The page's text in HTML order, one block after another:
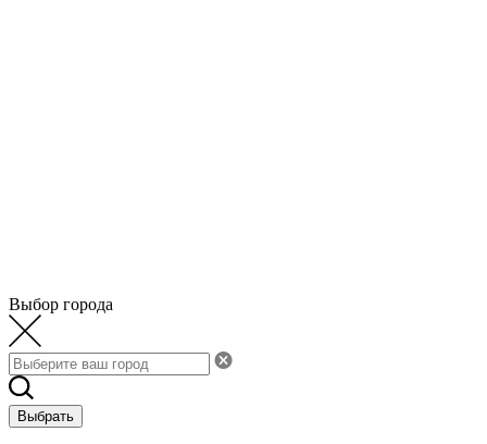
Выбор города
Выбрать